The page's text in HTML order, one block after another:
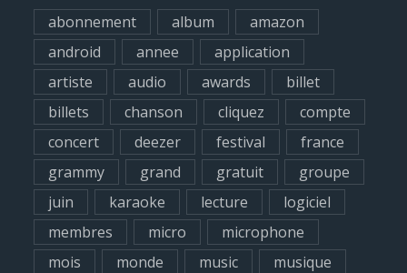
h
f
o
abonnement album
amazon
android
annee
application
artiste
audio awards
billet
billets
chanson cliquez
compte
concert
deezer festival
france
grammy
grand gratuit
groupe
juin
karaoke lecture
logiciel
membres
micro
microphone
mois
monde music
musique